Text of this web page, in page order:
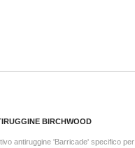
BIRCHWOOD
antiruggine 'Barricade' specifico per